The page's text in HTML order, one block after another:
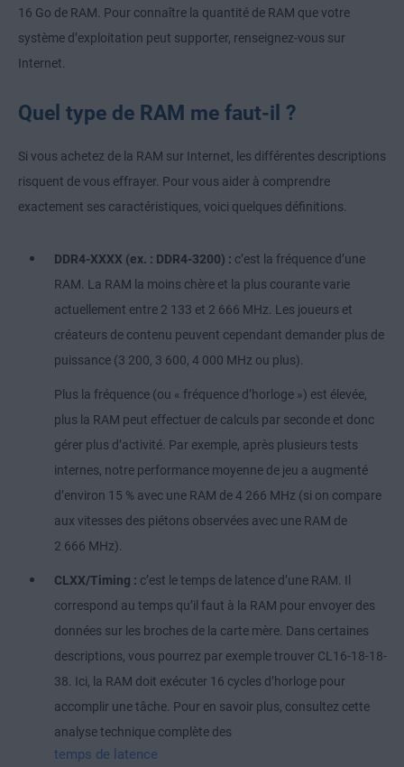
16 Go de RAM. Pour connaître la quantité de RAM que votre
système d’exploitation peut supporter, renseignez-vous sur
Internet.
Quel type de RAM me faut-il ?
Si vous achetez de la RAM sur Internet, les différentes descriptions
risquent de vous effrayer. Pour vous aider à comprendre
exactement ses caractéristiques, voici quelques définitions.
DDR4-XXXX (ex. : DDR4-3200) : c’est la fréquence d’une
RAM. La RAM la moins chère et la plus courante varie
actuellement entre 2 133 et 2 666 MHz. Les joueurs et
créateurs de contenu peuvent cependant demander plus de
puissance (3 200, 3 600, 4 000 MHz ou plus).
Plus la fréquence (ou « fréquence d’horloge ») est élevée,
plus la RAM peut effectuer de calculs par seconde et donc
gérer plus d’activité. Par exemple, après plusieurs tests
internes, notre performance moyenne de jeu a augmenté
d’environ 15 % avec une RAM de 4 266 MHz (si on compare
aux vitesses des piétons observées avec une RAM de
2 666 MHz).
CLXX/Timing : c’est le temps de latence d’une RAM. Il
correspond au temps qu’il faut à la RAM pour envoyer des
données sur les broches de la carte mère. Dans certaines
descriptions, vous pourrez par exemple trouver CL16-18-18-
38. Ici, la RAM doit exécuter 16 cycles d’horloge pour
accomplir une tâche. Pour en savoir plus, consultez cette
analyse technique complète des
temps de latence